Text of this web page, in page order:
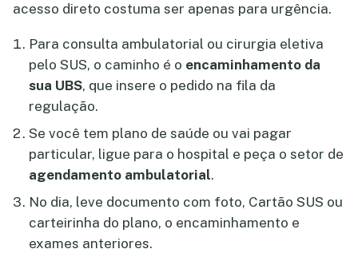
acesso direto costuma ser apenas para urgência.
Para consulta ambulatorial ou cirurgia eletiva
pelo SUS, o caminho é o encaminhamento da
sua UBS, que insere o pedido na fila da
regulação.
Se você tem plano de saúde ou vai pagar
particular, ligue para o hospital e peça o setor de
agendamento ambulatorial.
No dia, leve documento com foto, Cartão SUS ou
carteirinha do plano, o encaminhamento e
exames anteriores.